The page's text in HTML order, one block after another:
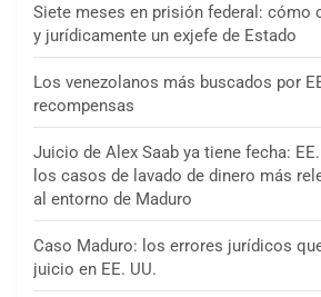
Siete meses en prisión federal: cómo
y jurídicamente un exjefe de Estado
Los venezolanos más buscados por
recompensas
Juicio de Alex Saab ya tiene fecha:
los casos de lavado de dinero más
al entorno de Maduro
Caso Maduro: los errores jurídicos
juicio en EE. UU.